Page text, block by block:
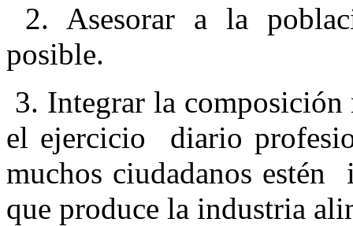
2. Asesorar a la
posible.
3. Integrar la
el ejercicio diario
muchos ciudadanos
que produce la industria